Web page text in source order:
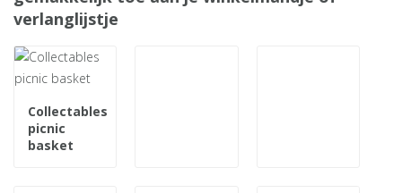
verlanglijstje
Collectables
picnic
basket